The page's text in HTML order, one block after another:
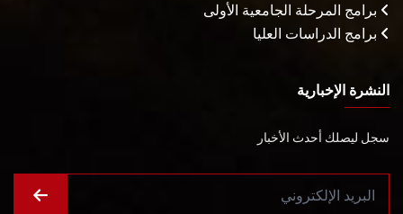
برامج المرحلة الجامعية الأولى
برامج الدراسات العليا
النشرة الإخبارية
سجل ليصلك أحدث الأخبار